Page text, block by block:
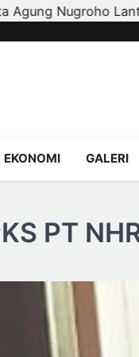
RT, RW, dan
EKONOMI GALERI
PT